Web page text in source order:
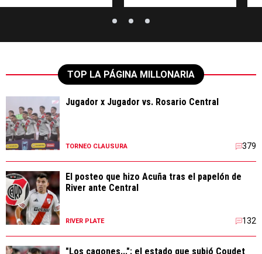
TOP LA PÁGINA MILLONARIA
Jugador x Jugador vs. Rosario Central
TORNEO CLAUSURA 379
El posteo que hizo Acuña tras el papelón de
River ante Central
RIVER PLATE 132
"Los cagones...": el estado que subió Coudet